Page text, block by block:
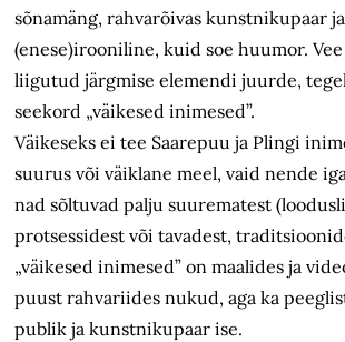
sõnamäng, rahvarõivas kunstnikupaar ja
(enese)irooniline, kuid soe huumor.
liigutud järgmise elemendi juurde,
seekord „väikesed inimesed”.
Väikeseks ei tee Saarepuu ja Plingi
suurus või väiklane meel, vaid nende
nad sõltuvad palju suurematest
protsessidest või tavadest,
„väikesed inimesed” on maalides ja
puust rahvariides nukud, aga ka
publik ja kunstnikupaar ise.